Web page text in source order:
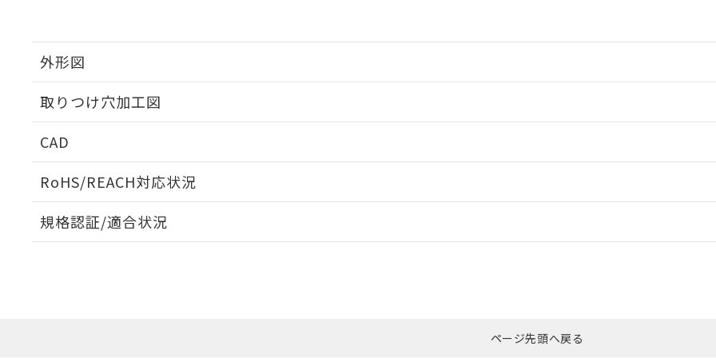
外形図
取りつけ穴加工図
CAD
RoHS/REACH対応状況
EU RoHS 注意事項・凡例
ダウンロードはこちら
規格認証/適合状況
ページ先頭へ戻る